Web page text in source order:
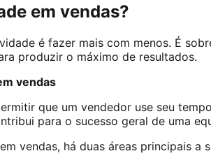
em vendas?
é fazer mais com menos. É
produzir o máximo de resultados.
vendas
que um vendedor use seu
para o sucesso geral de uma
vendas, há duas áreas principais a